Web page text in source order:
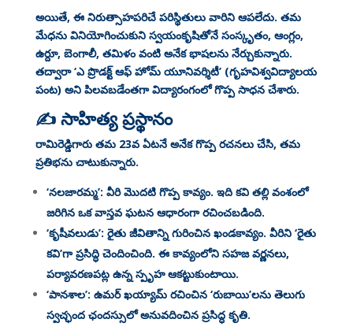
అయితే, ఈ నిరుత్సాహపరిచే పరిస్థితులు వారిని ఆపలేదు. తమ
మేధను వినియోగించుకుని స్వయంకృషితోనే సంస్కృతం, ఆంగ్లం,
ఉర్దూ, బెంగాలీ, తమిళం వంటి అనేక భాషలను నేర్చుకున్నారు.
తద్వారా ‘ఎ ప్రొడక్ట్ ఆఫ్ హోమ్ యూనివర్శిటీ’ (గృహవిశ్వవిద్యాలయ
పంట) అని పిలవబడేంతగా విద్యారంగంలో గొప్ప సాధన చేశారు.
✍️ సాహిత్య ప్రస్థానం
రామిరెడ్డిగారు తమ 23వ ఏటనే అనేక గొప్ప రచనలు చేసి, తమ
ప్రతిభను చాటుకున్నారు.
‘నలజారమ్మ’: వీరి మొదటి గొప్ప కావ్యం. ఇది కవి తల్లి వంశంలో
జరిగిన ఒక వాస్తవ ఘటన ఆధారంగా రచించబడింది.
‘కృషీవలుడు’: రైతు జీవితాన్ని గురించిన ఖండకావ్యం. వీరిని ‘రైతు
కవి’గా ప్రసిద్ధి చెందించింది. ఈ కావ్యంలోని సహజ వర్ణనలు,
పర్యావరణపట్ల ఉన్న స్పృహ ఆకట్టుకుంటాయి.
‘పానశాల’: ఉమర్ ఖయ్యామ్ రచించిన ‘రుబాయి’లను తెలుగు
స్వచ్ఛంద ఛందస్సులో అనువదించిన ప్రసిద్ధ కృతి.